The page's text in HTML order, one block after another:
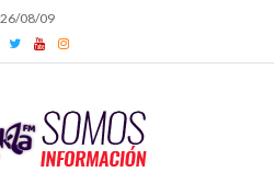
08/09